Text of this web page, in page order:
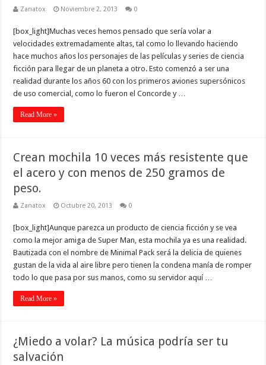
Zanatox Noviembre 2, 2013 0
[box_light]Muchas veces hemos pensado que sería volar a
velocidades extremadamente altas, tal como lo llevando haciendo
hace muchos años los personajes de las películas y series de ciencia
ficción para llegar de un planeta a otro. Esto comenzó a ser una
realidad durante los años 60 con los primeros aviones supersónicos
de uso comercial, como lo fueron el Concorde y …
Read More »
Crean mochila 10 veces más resistente que
el acero y con menos de 250 gramos de
peso.
Zanatox Octubre 20, 2013 0
[box_light]Aunque parezca un producto de ciencia ficción y se vea
como la mejor amiga de Super Man, esta mochila ya es una realidad.
Bautizada con el nombre de Minimal Pack será la delicia de quienes
gustan de la vida al aire libre pero tienen la condena manía de romper
todo lo que pasa por sus manos, como su servidor aquí …
Read More »
¿Miedo a volar? La música podría ser tu
salvación